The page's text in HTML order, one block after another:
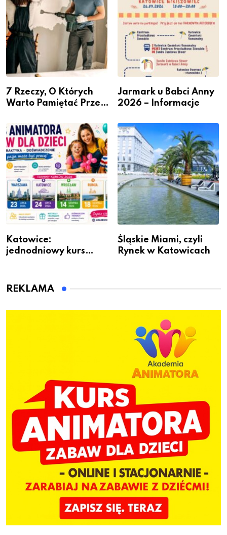
7 Rzeczy, O Których
Warto Pamiętać Przed
Jarmark u Babci Anny
2026 – Informacje
Katowice:
jednodniowy kurs
dzieci
Śląskie Miami, czyli
Rynek w Katowicach
REKLAMA